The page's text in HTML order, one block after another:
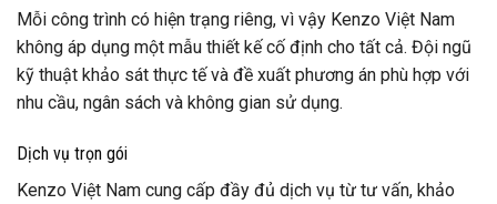
Mỗi công trình có hiện trạng riêng, vì vậy Kenzo Việt Nam
không áp dụng một mẫu thiết kế cố định cho tất cả. Đội ngũ
kỹ thuật khảo sát thực tế và đề xuất phương án phù hợp với
nhu cầu, ngân sách và không gian sử dụng.
Dịch vụ trọn gói
Kenzo Việt Nam cung cấp đầy đủ dịch vụ từ tư vấn, khảo